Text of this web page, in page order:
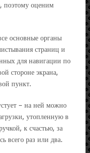
поэтому оценим
основные органы
страниц и
для навигации по
стороне экрана,
пункт.
– на ней можно
утопленную в
к счастью, за
всего раз или два.